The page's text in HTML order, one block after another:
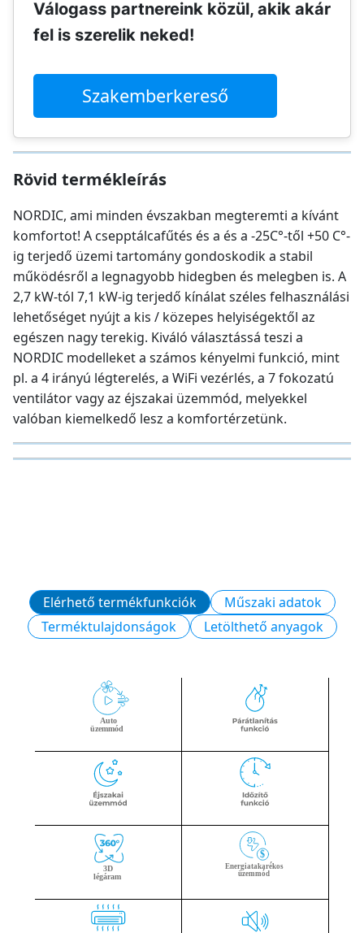
Válogass partnereink közül, akik akár
fel is szerelik neked!
Szakemberkereső
Rövid termékleírás
NORDIC, ami minden évszakban megteremti a kívánt
komfortot! A csepptálcafűtés és a és a -25C°-től +50 C°-
ig terjedő üzemi tartomány gondoskodik a stabil
működésről a legnagyobb hidegben és melegben is. A
2,7 kW-tól 7,1 kW-ig terjedő kínálat széles felhasználási
lehetőséget nyújt a kis / közepes helyiségektől az
egészen nagy terekig. Kiváló választássá teszi a
NORDIC modelleket a számos kényelmi funkció, mint
pl. a 4 irányú légterelés, a WiFi vezérlés, a 7 fokozatú
ventilátor vagy az éjszakai üzemmód, melyekkel
valóban kiemelkedő lesz a komfortérzetünk.
Elérhető termékfunkciók
Műszaki adatok
Terméktulajdonságok
Letölthető anyagok